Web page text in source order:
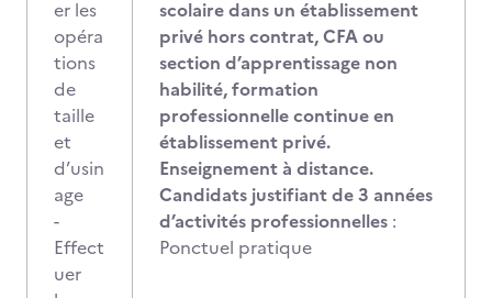
er les
opéra
tions
de
taille
et
d’usin
age
-
Effect
uer
scolaire dans un établissement
privé hors contrat, CFA ou
section d’apprentissage non
habilité, formation
professionnelle continue en
établissement privé.
Enseignement à distance.
Candidats justifiant de 3 années
d’activités professionnelles :
Ponctuel pratique